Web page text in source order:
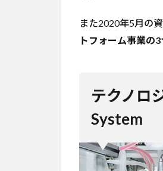
また2020年5月の
トフォーム事業の
テクノロ
System